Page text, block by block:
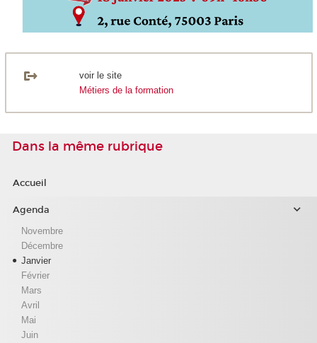
voir le site
Métiers de la formation
Dans la même rubrique
Accueil
Agenda
Novembre
Décembre
Janvier
Février
Mars
Avril
Mai
Juin